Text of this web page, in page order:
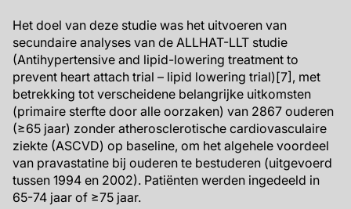
Het doel van deze studie was het uitvoeren van
secundaire analyses van de ALLHAT-LLT studie
(Antihypertensive and lipid-lowering treatment to
prevent heart attach trial – lipid lowering trial)[7], met
betrekking tot verscheidene belangrijke uitkomsten
(primaire sterfte door alle oorzaken) van 2867 ouderen
(≥65 jaar) zonder atherosclerotische cardiovasculaire
ziekte (ASCVD) op baseline, om het algehele voordeel
van pravastatine bij ouderen te bestuderen (uitgevoerd
tussen 1994 en 2002). Patiënten werden ingedeeld in
65-74 jaar of ≥75 jaar.